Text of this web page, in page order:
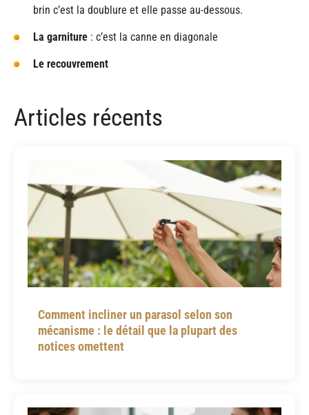
brin c’est la doublure et elle passe au-dessous.
La garniture : c’est la canne en diagonale
Le recouvrement
Articles récents
Comment incliner un parasol selon son
mécanisme : le détail que la plupart des
notices omettent